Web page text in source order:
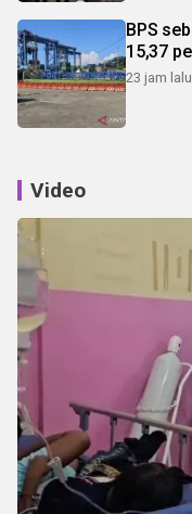
BPS
15,37
23 jam lalu
Video